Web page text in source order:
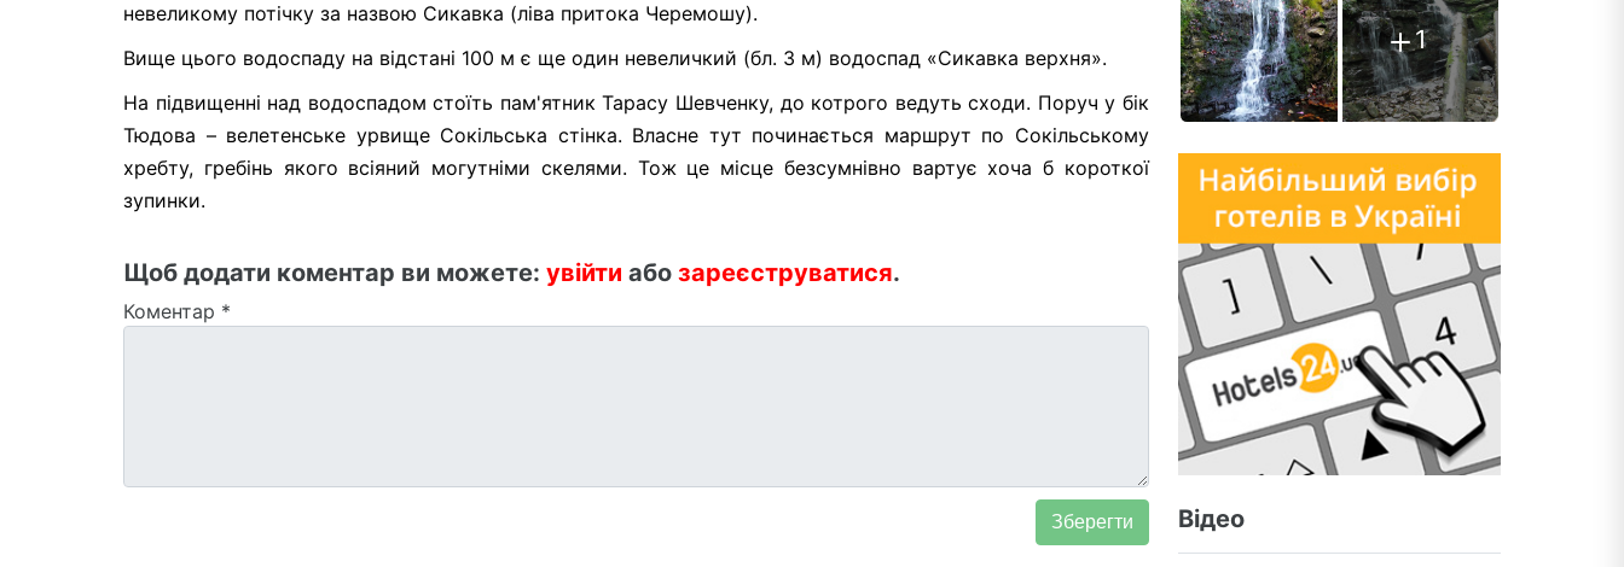
невеликому потічку за назвою Сикавка (ліва притока Черемошу).
Вище цього водоспаду на відстані 100 м є ще один невеличкий (бл. 3 м) водоспад «Сикавка верхня».
На підвищенні над водоспадом стоїть пам'ятник Тарасу Шевченку, до котрого ведуть сходи. Поруч у бік
Тюдова – велетенське урвище Сокільська стінка. Власне тут починається маршрут по Сокільському
хребту, гребінь якого всіяний могутніми скелями. Тож це місце безсумнівно вартує хоча б короткої
зупинки.
Щоб додати коментар ви можете: увійти або зареєструватися.
Коментар *
1
Відео